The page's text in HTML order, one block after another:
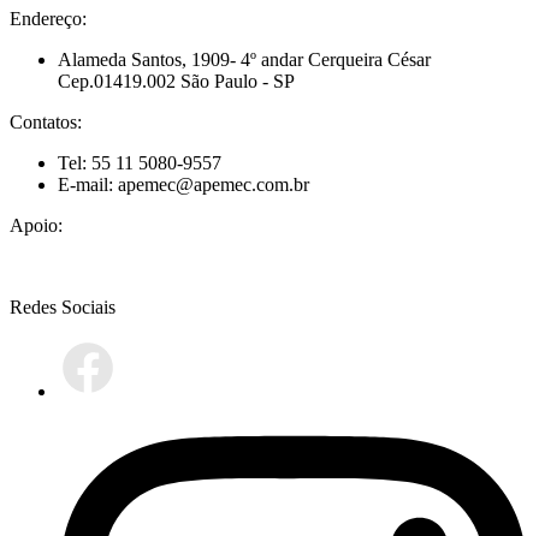
Endereço:
Alameda Santos, 1909- 4º andar Cerqueira César
Cep.01419.002 São Paulo - SP
Contatos:
Tel: 55 11 5080-9557
E-mail: apemec@apemec.com.br
Apoio:
Redes Sociais